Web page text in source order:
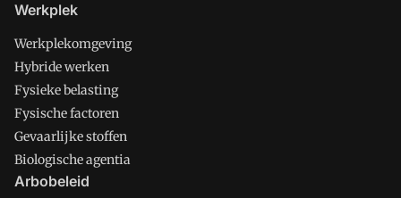
Werkplek
Werkplekomgeving
Hybride werken
Fysieke belasting
Fysische factoren
Gevaarlijke stoffen
Biologische agentia
Arbobeleid